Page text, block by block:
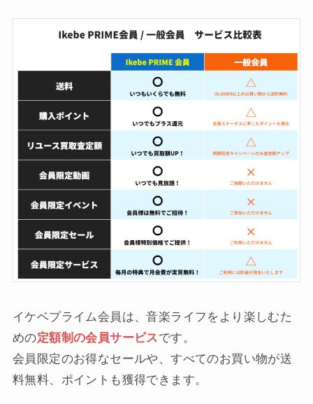
イケベプライム会員は、音楽ライフをより楽しむた
めの定額制の会員サービス です。
会員限定のお得なセールや、すべてのお買い物が送
料無料、ポイントも獲得できます。